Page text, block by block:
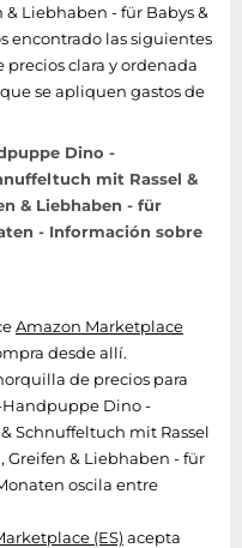
Liebhaben - für Babys &
encontrado las siguientes
precios clara y ordenada
se apliquen gastos de
Dino -
mit Rassel &
& Liebhaben - für
- Información sobre
Amazon Marketplace
desde allí.
de precios para
Handpuppe Dino -
Schnuffeltuch mit Rassel
Greifen & Liebhaben - für
oscila entre
(ES) acepta